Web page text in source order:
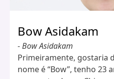
Bow Asidakam
- Bow Asidakam
Primeiramente, gostaria
nome é “Bow”, tenho 23